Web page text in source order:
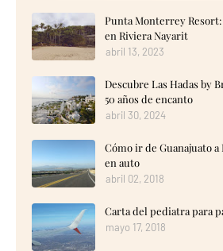
Punta Monterrey
en Riviera Nayarit
abril 13, 2023
Descubre Las Hadas by
50 años de encanto
abril 30, 2024
Cómo ir de Guanajuato
en auto
abril 02, 2018
Carta del pediatra para
mayo 17, 2018